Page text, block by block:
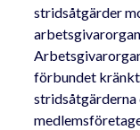
stridsåtgärder
förbundet
stridsåtgärderna